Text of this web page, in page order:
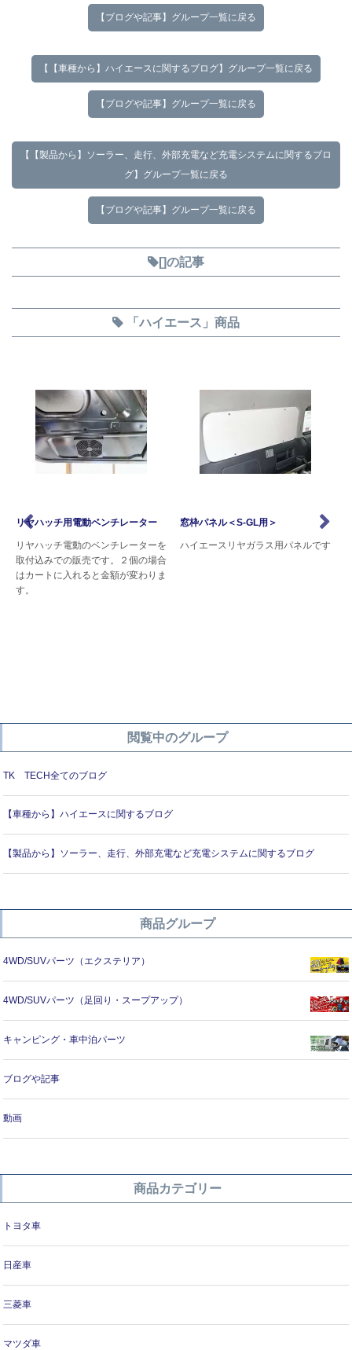
【ブログや記事】グループ一覧に戻る
【【車種から】ハイエースに関するブログ】グループ一覧に戻る
【ブログや記事】グループ一覧に戻る
【【製品から】ソーラー、走行、外部充電など充電システムに関するブロ
グ】グループ一覧に戻る
【ブログや記事】グループ一覧に戻る
[]の記事
「ハイエース」商品
リヤハッチ用電動ベンチレーター
リヤハッチ電動のベンチレーターを
取付込みでの販売です。２個の場合
はカートに入れると金額が変わりま
す。
窓枠パネル＜S-GL用＞
ハイエースリヤガラス用パネルです
閲覧中のグループ
TK TECH全てのブログ
【車種から】ハイエースに関するブログ
【製品から】ソーラー、走行、外部充電など充電システムに関するブログ
商品グループ
4WD/SUVパーツ（エクステリア）
4WD/SUVパーツ（足回り・スープアップ）
キャンピング・車中泊パーツ
ブログや記事
動画
商品カテゴリー
トヨタ車
日産車
三菱車
マツダ車